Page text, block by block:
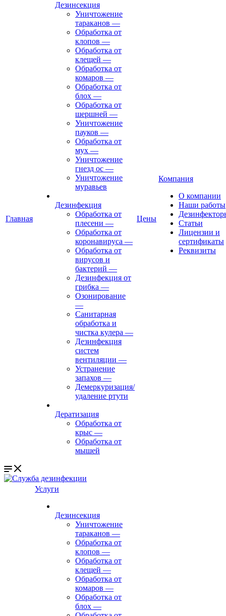
Главная
Дезинсекция
Уничтожение
тараканов —
Обработка от
клопов —
Обработка от
клещей —
Обработка от
комаров —
Обработка от
блох —
Обработка от
шершней —
Уничтожение
пауков —
Обработка от
мух —
Уничтожение
гнезд ос —
Уничтожение
муравьев
Дезинфекция
Обработка от
плесени —
Обработка от
коронавируса —
Обработка от
вирусов и
бактерий —
Дезинфекция от
грибка —
Озонирование
—
Санитарная
обработка и
чистка кулера —
Дезинфекция
систем
вентиляции —
Устранение
запахов —
Демеркуризация/
удаление ртути
Дератизация
Обработка от
крыс —
Обработка от
мышей
Цены
Компания
О компании
Наши работы
Статьи
Лицензии и
сертификаты
Реквизиты
Услуги
Дезинсекция
Уничтожение
тараканов —
Обработка от
клопов —
Обработка от
клещей —
Обработка от
комаров —
Обработка от
блох —